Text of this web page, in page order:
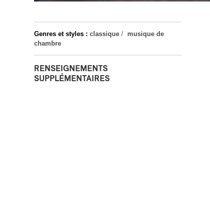
Genres et styles : classique / musique de
chambre
RENSEIGNEMENTS
SUPPLÉMENTAIRES